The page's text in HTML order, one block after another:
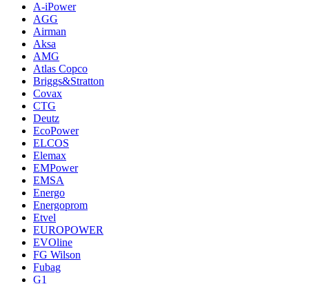
A-iPower
AGG
Airman
Aksa
AMG
Atlas Copco
Briggs&Stratton
Covax
CTG
Deutz
EcoPower
ELCOS
Elemax
EMPower
EMSA
Energo
Energoprom
Etvel
EUROPOWER
EVOline
FG Wilson
Fubag
G1